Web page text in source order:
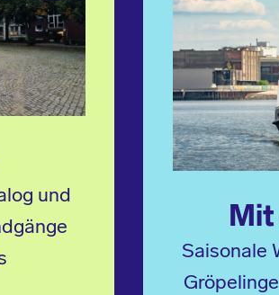
und
Mit
Saisonale